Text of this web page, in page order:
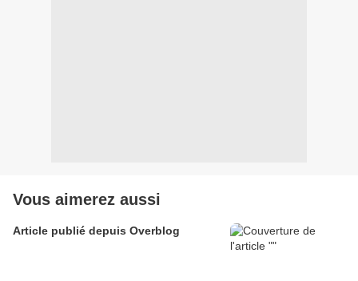
Vous aimerez aussi
Article publié depuis Overblog